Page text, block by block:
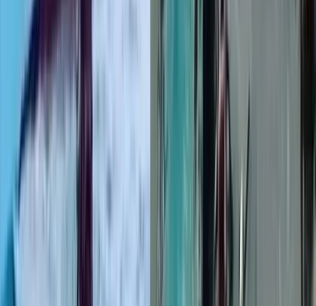
খানাখন্দ, ঝুঁকিপূর্ণ গাড়ি চলাচল
০৭ আগস্ট, ২০২৬ ২২:৩৬